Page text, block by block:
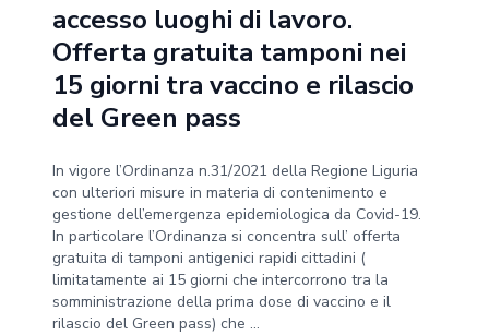
accesso luoghi di lavoro.
Offerta gratuita tamponi nei
15 giorni tra vaccino e rilascio
del Green pass
In vigore l’Ordinanza n.31/2021 della Regione Liguria
con ulteriori misure in materia di contenimento e
gestione dell’emergenza epidemiologica da Covid-19.
In particolare l’Ordinanza si concentra sull’ offerta
gratuita di tamponi antigenici rapidi cittadini (
limitatamente ai 15 giorni che intercorrono tra la
somministrazione della prima dose di vaccino e il
rilascio del Green pass) che ...